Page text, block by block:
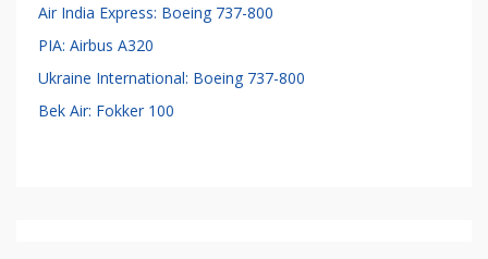
Air India Express: Boeing 737-800
PIA: Airbus A320
Ukraine International: Boeing 737-800
Bek Air: Fokker 100